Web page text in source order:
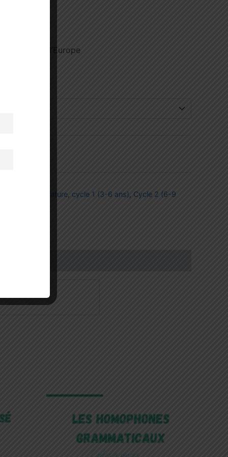
des forêts d’Europe
de nomenclature cycle 1 (3-6 ans) Cycle 2 (6-9